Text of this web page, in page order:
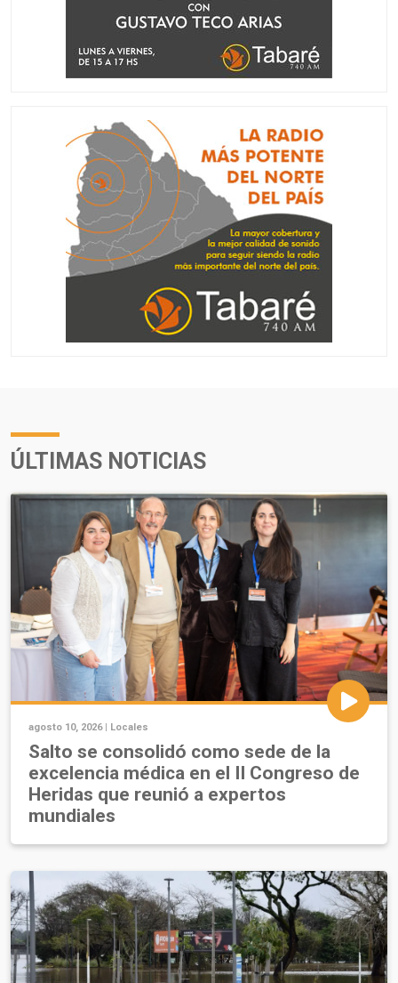
ÚLTIMAS NOTICIAS
agosto 10, 2026 | Locales
Salto se consolidó como sede de la
excelencia médica en el II Congreso de
Heridas que reunió a expertos
mundiales